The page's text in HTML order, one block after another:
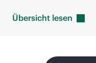
Übersicht lesen